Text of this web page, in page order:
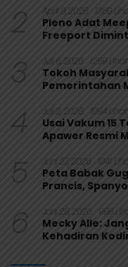
2 April 9, 2026 1369
Pleno Adat
Freeport
3 Juli 6, 2026 1259 Lihat
Tokoh
Pemerintahan
4 Juli 2, 2026 1094 Lihat
Usai Vakum 15
Apawer Resmi
5 Juni 27, 2026 1041
Peta Babak
Prancis,
6 Juni 29, 2026 998
Mecky Alle:
Kehadiran